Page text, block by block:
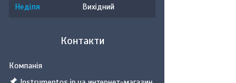
Неділя
Вихідний
Контакти